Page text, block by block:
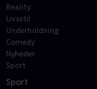
Reality
Livsstil
Underholdning
Comedy
Nyheder
Sport
Sport